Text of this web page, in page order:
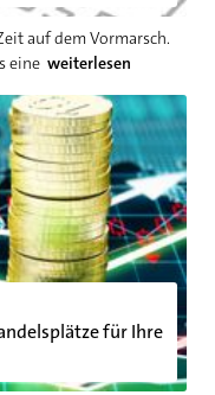
auf dem Vormarsch.
eine weiterlesen
für Ihre
für Ihre